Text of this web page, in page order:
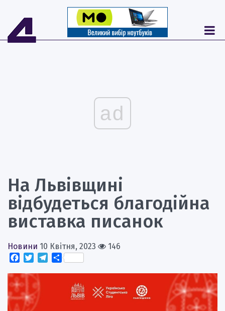
ad
На Львівщині
відбудеться благодійна
виставка писанок
Новини 10 Квітня, 2023
146
Facebook
TwitterTelegram
Поділитися